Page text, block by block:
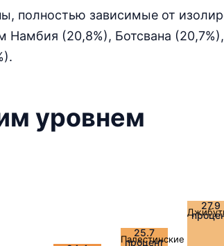
полностью зависимые от
Намбия (20,8%), Ботсвана
уровнем
Палестинские
25.7
процент
27.9